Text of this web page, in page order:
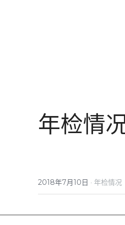
年检情
2018年7月10日 · 年检情况